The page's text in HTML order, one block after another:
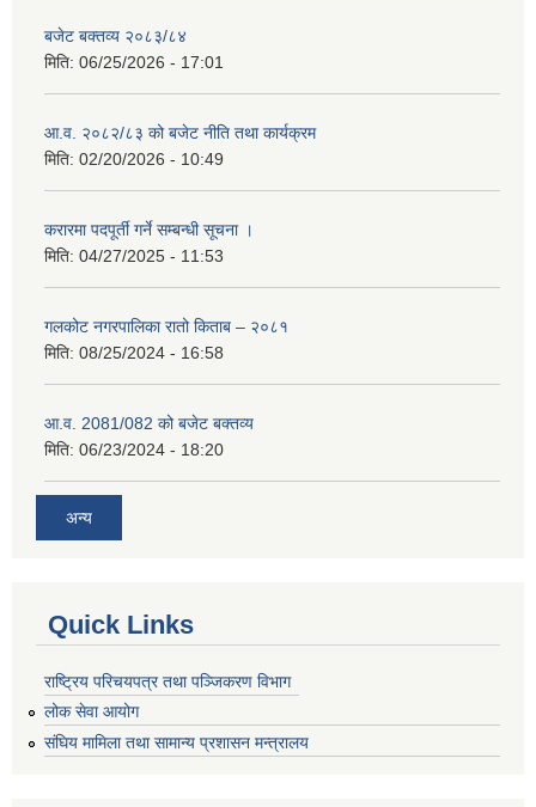
बजेट बक्तव्य २०८३/८४
मिति: 06/25/2026 - 17:01
आ.व. २०८२/८३ को बजेट नीति तथा कार्यक्रम
मिति: 02/20/2026 - 10:49
करारमा पदपूर्ती गर्ने सम्बन्धी सूचना ।
मिति: 04/27/2025 - 11:53
गलकोट नगरपालिका रातो किताब – २०८१
मिति: 08/25/2024 - 16:58
आ.व. 2081/082 को बजेट बक्तव्य
मिति: 06/23/2024 - 18:20
अन्य
Quick Links
राष्ट्रिय परिचयपत्र तथा पञ्जिकरण विभाग
लोक सेवा आयोग
संघिय मामिला तथा सामान्य प्रशासन मन्त्रालय